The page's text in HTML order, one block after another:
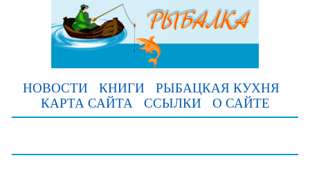
НОВОСТИ КНИГИ
РЫБАЦКАЯ КУХНЯ
КАРТА САЙТА
ССЫЛКИ О САЙТЕ